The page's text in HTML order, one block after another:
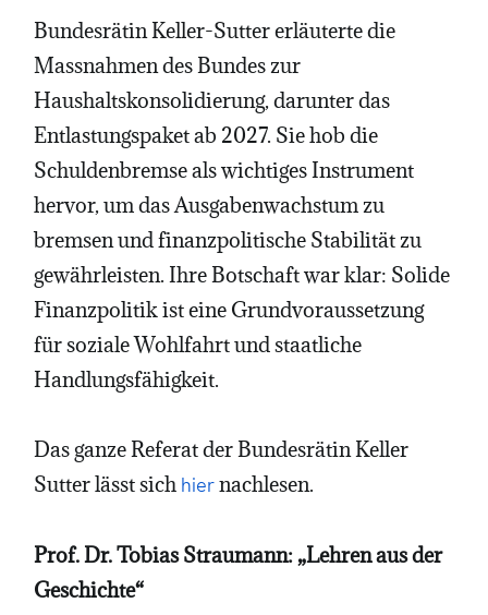
Bundesrätin Keller-Sutter erläuterte die
Massnahmen des Bundes zur
Haushaltskonsolidierung, darunter das
Entlastungspaket ab 2027. Sie hob die
Schuldenbremse als wichtiges Instrument
hervor, um das Ausgabenwachstum zu
bremsen und finanzpolitische Stabilität zu
gewährleisten. Ihre Botschaft war klar: Solide
Finanzpolitik ist eine Grundvoraussetzung
für soziale Wohlfahrt und staatliche
Handlungsfähigkeit.
Das ganze Referat der Bundesrätin Keller
Sutter lässt sich hiernachlesen.
Prof. Dr. Tobias Straumann: „Lehren aus der
Geschichte“